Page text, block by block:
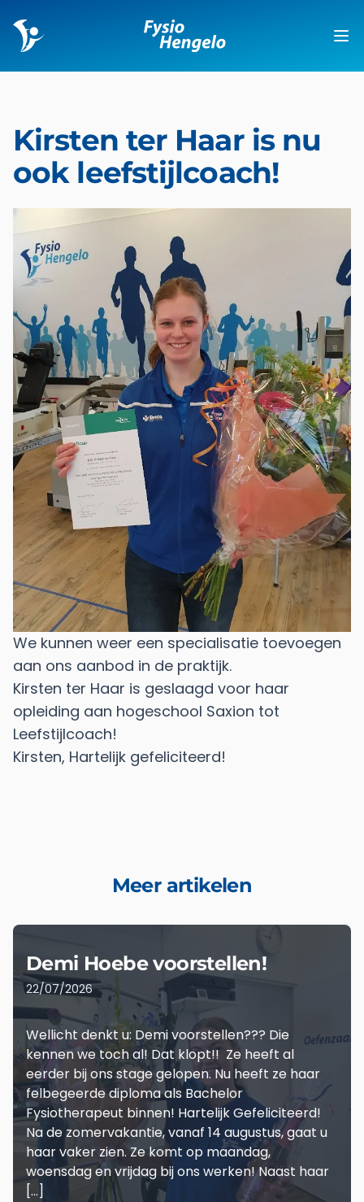
Fysio Hengelo
Kirsten ter Haar is nu
ook leefstijlcoach!
We kunnen weer een specialisatie toevoegen
aan ons aanbod in de praktijk.
Kirsten ter Haar is geslaagd voor haar
opleiding aan hogeschool Saxion tot
Leefstijlcoach!
Kirsten, Hartelijk gefeliciteerd!
Meer artikelen
Demi Hoebe voorstellen!
22/07/2026
Wellicht denkt u: Demi voorstellen??? Die
kennen we toch al! Dat klopt!! Ze heeft al
eerder bij ons stage gelopen. Nu heeft ze haar
felbegeerde diploma als Bachelor
Fysiotherapeut binnen! Hartelijk Gefeliciteerd!
Na de zomervakantie, vanaf 14 augustus, gaat u
haar vaker zien. Ze komt op maandag,
woensdag en vrijdag bij ons werken! Naast haar
[…]